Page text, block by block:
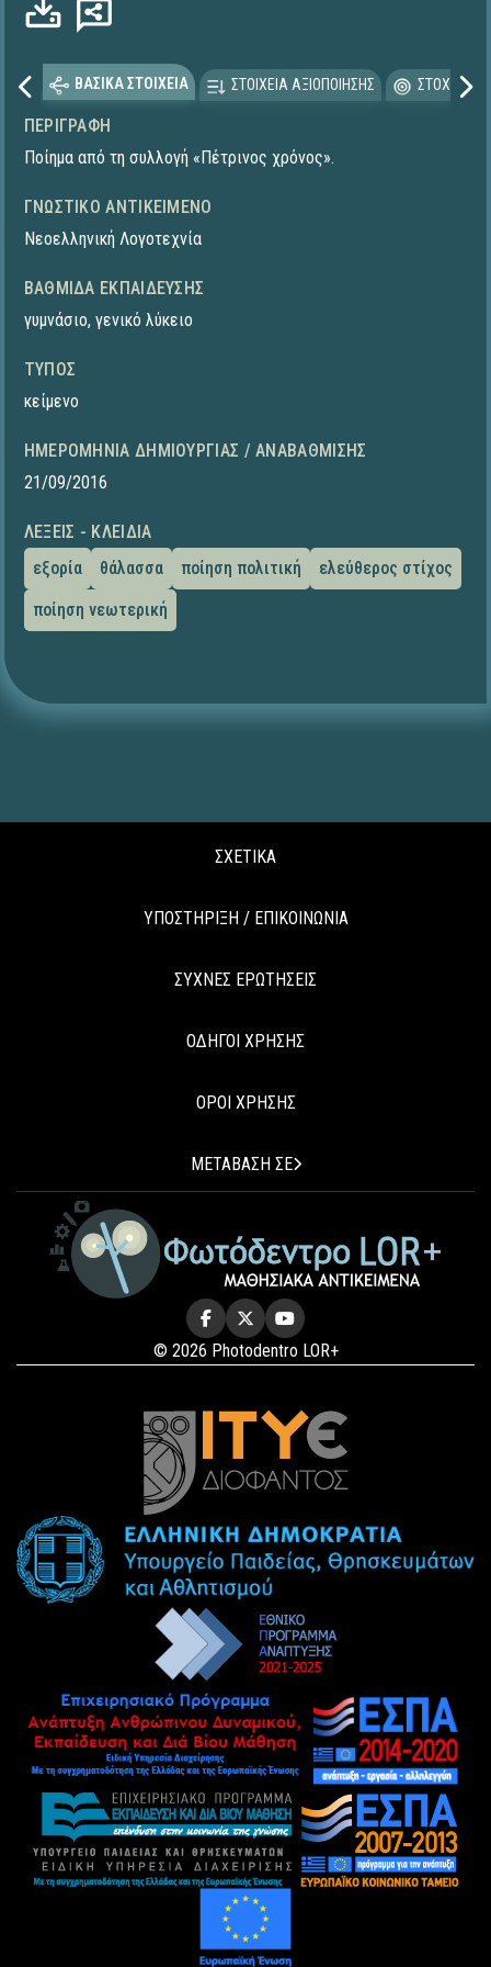
ΒΑΣΙΚΑ ΣΤΟΙΧΕΙΑ ΣΤΟΙΧΕΙΑ ΑΞΙΟΠΟΙΗΣΗΣ
ΠΕΡΙΓΡΑΦΉ
Ποίημα από τη συλλογή «Πέτρινος χρόνος».
ΓΝΩΣΤΙΚΌ ΑΝΤΙΚΕΊΜΕΝΟ
Νεοελληνική Λογοτεχνία
ΒΑΘΜΊΔΑ ΕΚΠΑΊΔΕΥΣΗΣ
γυμνάσιο, γενικό λύκειο
ΤΎΠΟΣ
κείμενο
ΗΜΕΡΟΜΗΝΊΑ ΔΗΜΙΟΥΡΓΊΑΣ / ΑΝΑΒΆΘΜΙΣΗΣ
21/09/2016
ΛΈΞΕΙΣ - ΚΛΕΙΔΙΆ
εξορία
θάλασσα ποίηση πολιτική
ελεύθερος στίχος
ποίηση νεωτερική
ΣΧΕΤΙΚΑ
ΥΠΟΣΤΗΡΙΞΗ / ΕΠΙΚΟΙΝΩΝΙΑ
ΣΥΧΝΕΣ ΕΡΩΤΗΣΕΙΣ
ΟΔΗΓΟΙ ΧΡΗΣΗΣ
ΟΡΟΙ ΧΡΗΣΗΣ
ΜΕΤΑΒΑΣΗ ΣΕ
© 2026 Photodentro LOR+